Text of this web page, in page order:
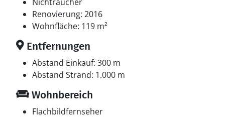
Strände Nordjütlands. Eine ideale Wahl für einen
unvergesslichen Urlaub.
Renovierung: 2016
Wohnfläche: 119 m²
Entfernungen
Abstand Einkauf: 300 m
Abstand Strand: 1.000 m
Wohnbereich
Flachbildfernseher